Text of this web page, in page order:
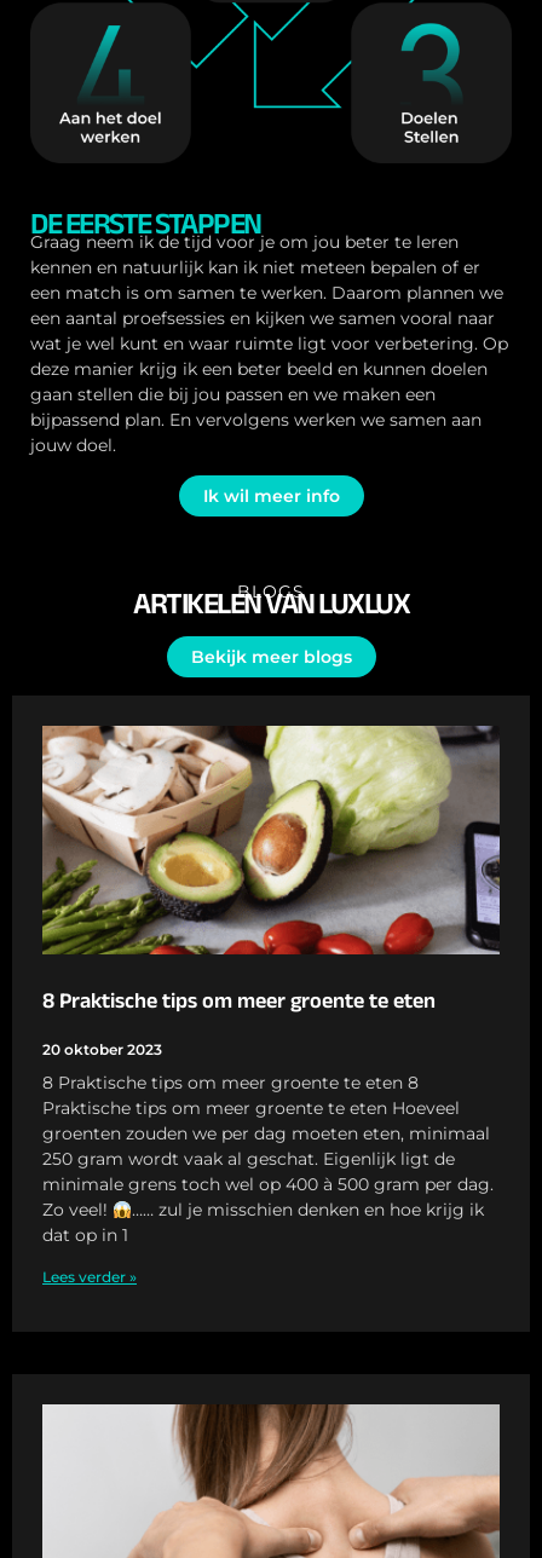
DE EERSTE STAPPEN
Graag neem ik de tijd voor je om jou beter te leren
kennen en natuurlijk kan ik niet meteen bepalen of er
een match is om samen te werken. Daarom plannen we
een aantal proefsessies en kijken we samen vooral naar
wat je wel kunt en waar ruimte ligt voor verbetering. Op
deze manier krijg ik een beter beeld en kunnen doelen
gaan stellen die bij jou passen en we maken een
bijpassend plan. En vervolgens werken we samen aan
jouw doel.
Ik wil meer info
BLOGS
ARTIKELEN VAN LUXLUX
Bekijk meer blogs
8 Praktische tips om meer groente te eten
20 oktober 2023
8 Praktische tips om meer groente te eten 8
Praktische tips om meer groente te eten Hoeveel
groenten zouden we per dag moeten eten, minimaal
250 gram wordt vaak al geschat. Eigenlijk ligt de
minimale grens toch wel op 400 à 500 gram per dag.
Zo veel!
…… zul je misschien denken en hoe krijg ik
dat op in 1
Lees verder »